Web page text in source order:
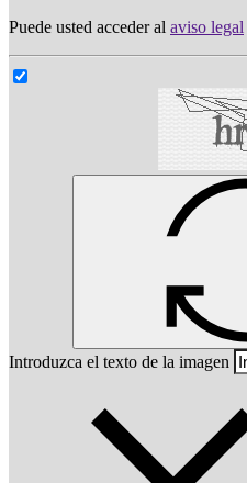
Puede usted acceder al aviso legal
Introduzca el texto de la imagen